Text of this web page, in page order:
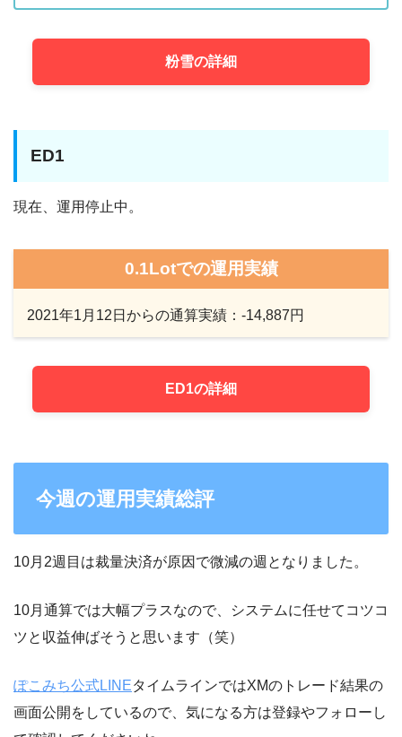
粉雪の詳細
ED1
現在、運用停止中。
0.1Lotでの運用実績
2021年1月12日からの通算実績：-14,887円
ED1の詳細
今週の運用実績総評
10月2週目は裁量決済が原因で微減の週となりました。
10月通算では大幅プラスなので、システムに任せてコツコ
ツと収益伸ばそうと思います（笑）
ぽこみち公式LINEタイムラインではXMのトレード結果の
画面公開をしているので、気になる方は登録やフォローし